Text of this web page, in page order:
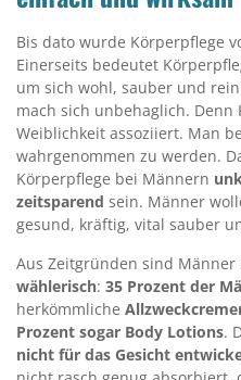
Bis dato wurde Körperpflege
Einerseits bedeutet
um sich wohl, sauber und
mach sich unbehaglich.
Weiblichkeit assoziiert. Man
wahrgenommen zu werden.
Körperpflege bei Männern
zeitsparend sein. Männer
gesund, kräftig, vital sauber
Aus Zeitgründen sind Männer
wählerisch: 35 Prozent der
herkömmliche
Prozent sogar Body Lotions.
nicht für das Gesicht